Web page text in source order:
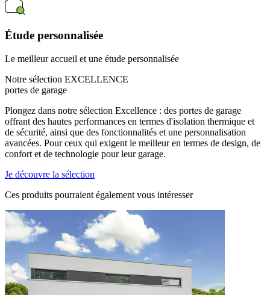
Étude personnalisée
Le meilleur accueil et une étude personnalisée
Notre sélection EXCELLENCE
portes de garage
Plongez dans notre sélection Excellence : des portes de garage
offrant des hautes performances en termes d'isolation thermique et
de sécurité, ainsi que des fonctionnalités et une personnalisation
avancées. Pour ceux qui exigent le meilleur en termes de design, de
confort et de technologie pour leur garage.
Je découvre la sélection
Ces produits pourraient également vous intéresser